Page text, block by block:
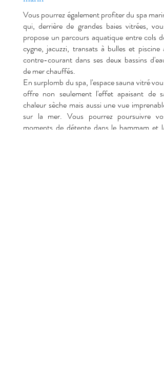
Vous pourrez également profiter du spa marin
qui, derrière de grandes baies vitrées, vous
propose un parcours aquatique entre cols de
cygne, jacuzzi, transats à bulles et piscine à
contre-courant dans ses deux bassins d'eau
de mer chauffés.
En surplomb du spa, l'espace sauna vitré vous
offre non seulement l'effet apaisant de sa
chaleur sèche mais aussi une vue imprenable
sur la mer. Vous pourrez poursuivre vos
moments de détente dans le hammam et la